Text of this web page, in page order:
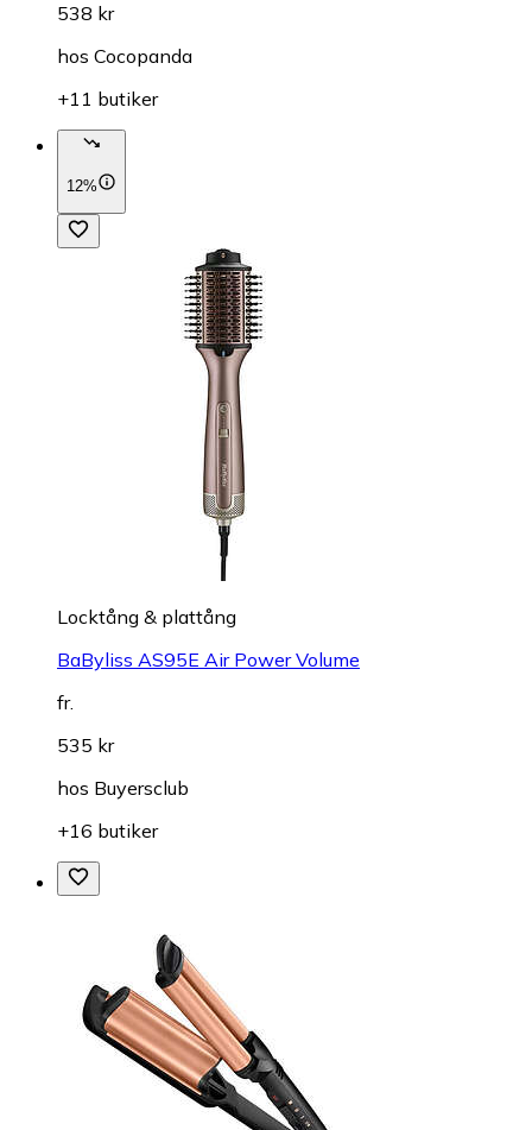
538 kr
hos Cocopanda
+11 butiker
12%
Locktång & plattång
BaByliss AS95E Air Power Volume
fr.
535 kr
hos Buyersclub
+16 butiker